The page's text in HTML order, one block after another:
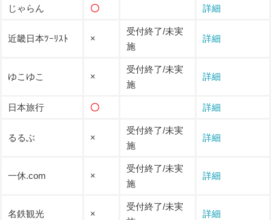
じゃらん 〇 詳細
近畿日本ﾂｰﾘｽﾄ ×
受付終了/未実
施
詳細
ゆこゆこ ×
受付終了/未実
施
詳細
日本旅行 〇 詳細
るるぶ ×
受付終了/未実
施
詳細
一休.com ×
受付終了/未実
施
詳細
名鉄観光 ×
受付終了/未実
詳細